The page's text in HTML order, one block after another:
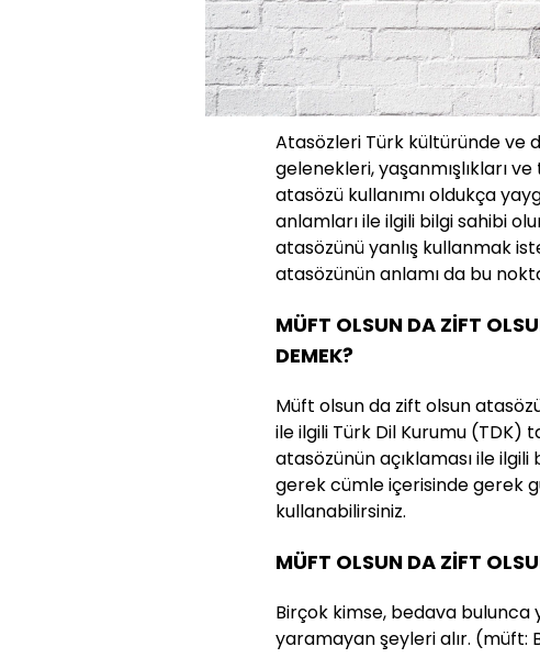
Atasözleri Türk kültüründe ve
gelenekleri, yaşanmışlıkları
atasözü kullanımı oldukça
anlamları ile ilgili bilgi sahibi
atasözünü yanlış kullanmak
atasözünün anlamı da bu
MÜFT OLSUN DA ZİFT
DEMEK?
Müft olsun da zift olsun
ile ilgili Türk Dil Kurumu (TDK)
atasözünün açıklaması ile
gerek cümle içerisinde gerek
kullanabilirsiniz.
MÜFT OLSUN DA ZİFT
Birçok kimse, bedava
yaramayan şeyleri alır. (müft: